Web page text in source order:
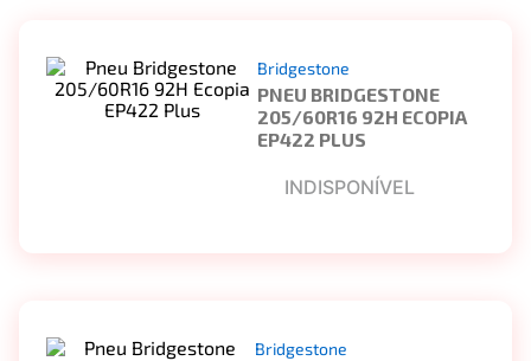
Bridgestone
PNEU BRIDGESTONE
205/60R16 92H ECOPIA
EP422 PLUS
INDISPONÍVEL
Bridgestone